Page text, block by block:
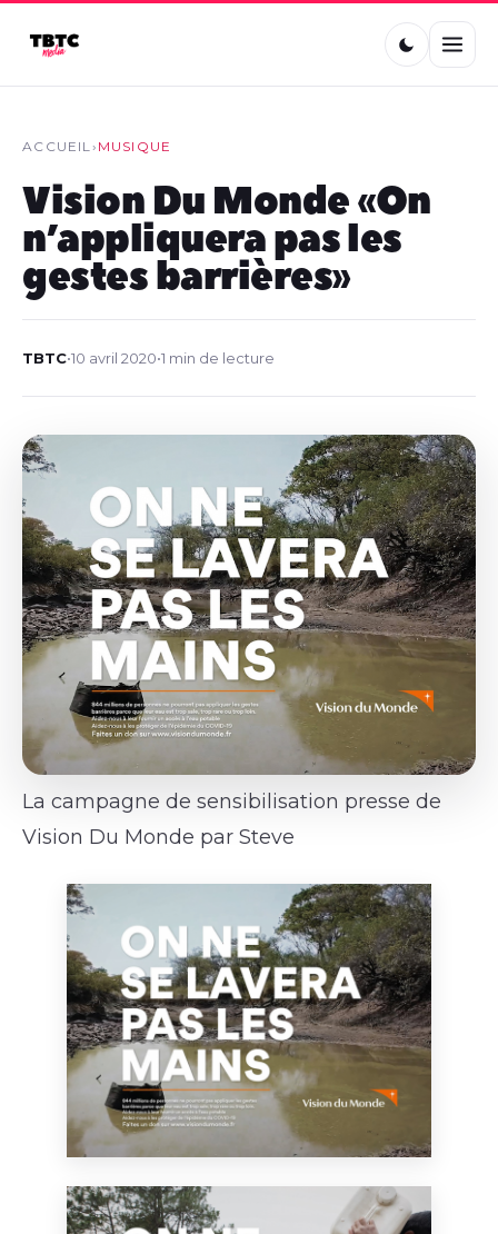
ACCUEIL› MUSIQUE
Vision Du Monde « On
n’appliquera pas les
gestes barrières »
TBTC•10 avril 2020•1 min de lecture
La campagne de sensibilisation presse de
Vision Du Monde par Steve